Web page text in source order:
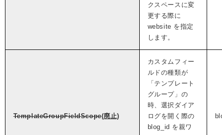
クスペースに変
更する際に
website を指定
します。
TemplateGroupFieldScope(廃止)
カスタムフィー
ルドの種類が
「テンプレート
グループ」の
時、選択ダイア
ログを開く際の
blog_id を親ワ